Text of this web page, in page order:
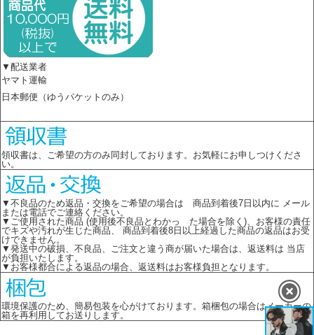
▼配送業者
ヤマト運輸
日本郵便（ゆうパケットのみ）
領収書は、ご希望の方のみ同封しております。お気軽にお申しつけくださ
い。
▼不良品のため返品・交換をご希望の場合は 商品到着後7日以内に メール
または電話でご連絡ください。
▼ご使用された商品 (使用後不良品とわかっ た場合を除く)、お客様の責任
でキズや汚れが生じた商品、 商品到着後8日以上経過した商品の返品はお受
けできません。
▼発送中の破損、不良品、ご注文と違う商が届いた場合は、返送料は 当店
が負担いたします。
▼お客様都合による返品の場合、返送料はお客様負担となります。
環境保護のため、簡易包装を心がけております。箱梱包の場合はメーカーの
箱を再利用してお送りします。